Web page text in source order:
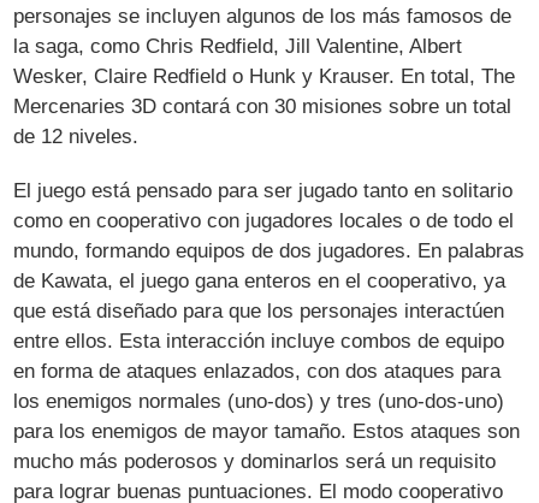
personajes se incluyen algunos de los más famosos de
la saga, como Chris Redfield, Jill Valentine, Albert
Wesker, Claire Redfield o Hunk y Krauser. En total, The
Mercenaries 3D contará con 30 misiones sobre un total
de 12 niveles.
El juego está pensado para ser jugado tanto en solitario
como en cooperativo con jugadores locales o de todo el
mundo, formando equipos de dos jugadores. En palabras
de Kawata, el juego gana enteros en el cooperativo, ya
que está diseñado para que los personajes interactúen
entre ellos. Esta interacción incluye combos de equipo
en forma de ataques enlazados, con dos ataques para
los enemigos normales (uno-dos) y tres (uno-dos-uno)
para los enemigos de mayor tamaño. Estos ataques son
mucho más poderosos y dominarlos será un requisito
para lograr buenas puntuaciones. El modo cooperativo